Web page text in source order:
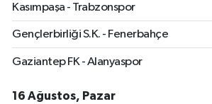
Kasımpaşa - Trabzonspor
Gençlerbirliği S.K. - Fenerbahçe
Gaziantep FK - Alanyaspor
16 Ağustos, Pazar